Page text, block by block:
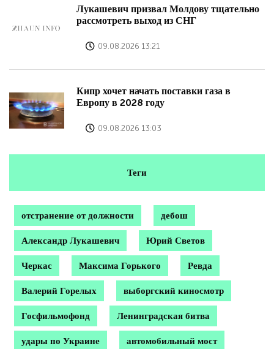
Лукашевич призвал Молдову тщательно
рассмотреть выход из СНГ
09.08.2026 13:21
Кипр хочет начать поставки газа в
Европу в 2028 году
09.08.2026 13:03
Теги
отстранение от должности дебош
Александр Лукашевич Юрий Светов
Черкас Максима Горького Ревда
Валерий Горелых выборгский киносмотр
Госфильмофонд Ленинградская битва
удары по Украине автомобильный мост